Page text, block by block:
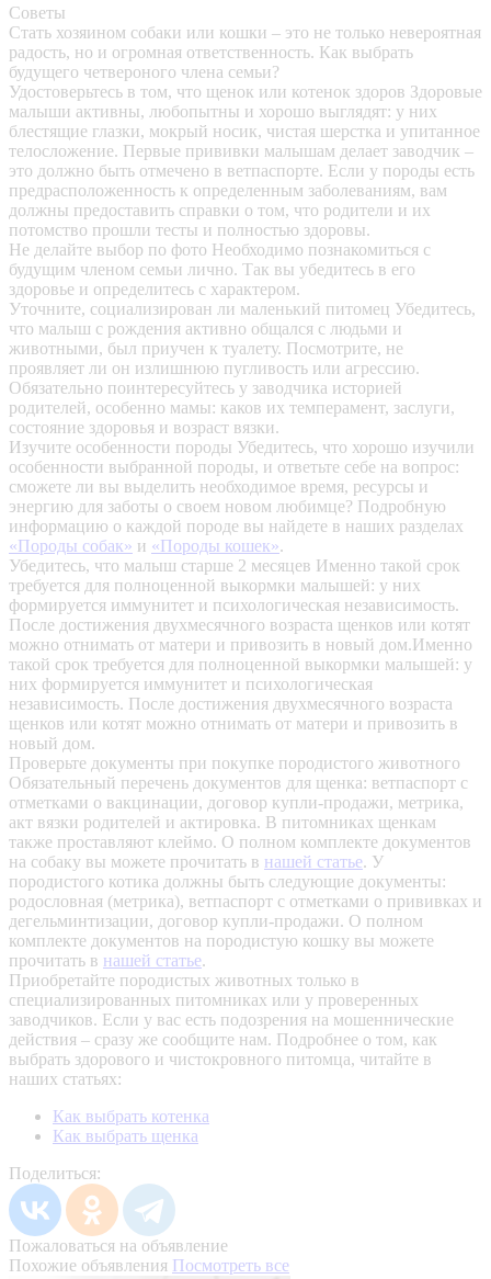
Советы
Стать хозяином собаки или кошки – это не только невероятная
радость, но и огромная ответственность. Как выбрать
будущего четвероного члена семьи?
Удостоверьтесь в том, что щенок или котенок здоров Здоровые
малыши активны, любопытны и хорошо выглядят: у них
блестящие глазки, мокрый носик, чистая шерстка и упитанное
телосложение. Первые прививки малышам делает заводчик –
это должно быть отмечено в ветпаспорте. Если у породы есть
предрасположенность к определенным заболеваниям, вам
должны предоставить справки о том, что родители и их
потомство прошли тесты и полностью здоровы.
Не делайте выбор по фото Необходимо познакомиться с
будущим членом семьи лично. Так вы убедитесь в его
здоровье и определитесь с характером.
Уточните, социализирован ли маленький питомец Убедитесь,
что малыш с рождения активно общался с людьми и
животными, был приучен к туалету. Посмотрите, не
проявляет ли он излишнюю пугливость или агрессию.
Обязательно поинтересуйтесь у заводчика историей
родителей, особенно мамы: каков их темперамент, заслуги,
состояние здоровья и возраст вязки.
Изучите особенности породы Убедитесь, что хорошо изучили
особенности выбранной породы, и ответьте себе на вопрос:
сможете ли вы выделить необходимое время, ресурсы и
энергию для заботы о своем новом любимце? Подробную
информацию о каждой породе вы найдете в наших разделах
«Породы собак» и «Породы кошек».
Убедитесь, что малыш старше 2 месяцев Именно такой срок
требуется для полноценной выкормки малышей: у них
формируется иммунитет и психологическая независимость.
После достижения двухмесячного возраста щенков или котят
можно отнимать от матери и привозить в новый дом.Именно
такой срок требуется для полноценной выкормки малышей: у
них формируется иммунитет и психологическая
независимость. После достижения двухмесячного возраста
щенков или котят можно отнимать от матери и привозить в
новый дом.
Проверьте документы при покупке породистого животного
Обязательный перечень документов для щенка: ветпаспорт с
отметками о вакцинации, договор купли-продажи, метрика,
акт вязки родителей и актировка. В питомниках щенкам
также проставляют клеймо. О полном комплекте документов
на собаку вы можете прочитать в нашей статье. У
породистого котика должны быть следующие документы:
родословная (метрика), ветпаспорт с отметками о прививках и
дегельминтизации, договор купли-продажи. О полном
комплекте документов на породистую кошку вы можете
прочитать в нашей статье.
Приобретайте породистых животных только в
специализированных питомниках или у проверенных
заводчиков. Если у вас есть подозрения на мошеннические
действия – сразу же сообщите нам. Подробнее о том, как
выбрать здорового и чистокровного питомца, читайте в
наших статьях:
Как выбрать котенка
Как выбрать щенка
Поделиться:
Пожаловаться на объявление
Похожие объявления Посмотреть все